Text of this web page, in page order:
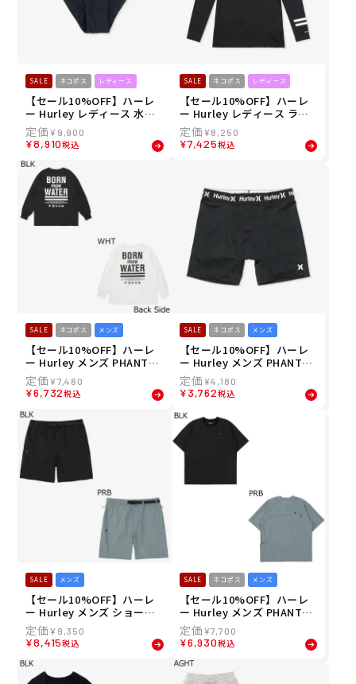
SALE ネコポス レディース
【セール10%OFF】ハーレ
ー Hurley レディース 水着
マックス ソリッド モデレー
ト ボトム HUD037B5 26SU
¥ 9,900
¥8,910税込
SALE ネコポス レディース
【セール10%OFF】ハーレ
ー Hurley レディース ラッ
シュガード PHANTOM ラッ
シュ ブロックパーティー ロ
ングスリーブ WSRG251061
¥8,250
¥7,425税込
SALE ネコポス メンズ
【セール10%OFF】ハーレ
ー Hurley メンズ PHANTO
M ボーンフロムウォーター
オーバーサイズ ロングスリ
ーブ Tシャツ MULS251026
26SU
¥7,480
¥6,732税込
SALE ネコポス メンズ
【セール10%OFF】ハーレ
ー Hurley メンズ PHANTO
M サーフインナー コンプレ
ッション ショーツ MSSI251
001 メンズ 男性 26SU
¥4,180
¥3,762税込
SALE メンズ
【セール10%OFF】ハーレ
ー Hurley メンズ ショート
パンツ ハーフパンツ PHAN
TOM ウーブン アイコン シ
ョーツ MUWS261037 26SU
¥ 9,350
¥8,415税込
SALE ネコポス メンズ
【セール10%OFF】ハーレ
ー Hurley メンズ PHANTO
M ウーブン アイコン オーバ
ーサイズ ショートスリーブ
Tシャツ MUSS261036 26SU
¥7,700
¥6,930税込